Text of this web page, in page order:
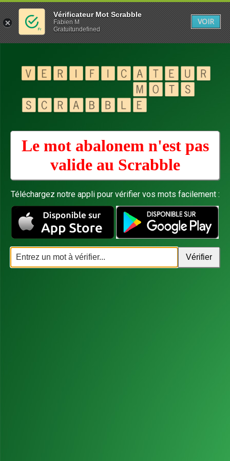
Le mot abalonem n'est pas
valide au Scrabble
Téléchargez notre appli pour vérifier vos mots facilement :
Vérificateur Mot Scrabble
Fabien M
Gratuitundefined
VOIR